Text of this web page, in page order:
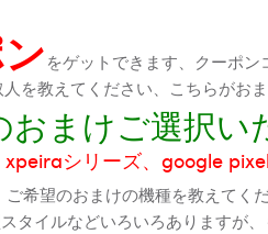
をゲットできます、クーポン
を教えてください、こちらがお
まけご選択い
シリーズ、google
希望のおまけの機種を教えて
イルなどいろいろありますが